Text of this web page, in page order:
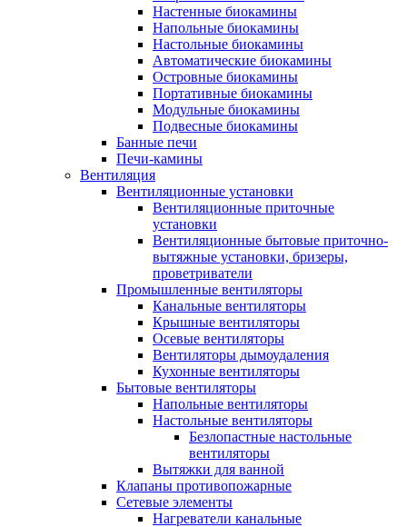
Настенные биокамины
Напольные биокамины
Настольные биокамины
Автоматические биокамины
Островные биокамины
Портативные биокамины
Модульные биокамины
Подвесные биокамины
Банные печи
Печи-камины
Вентиляция
Вентиляционные установки
Вентиляционные приточные
установки
Вентиляционные бытовые приточно-
вытяжные установки, бризеры,
проветриватели
Промышленные вентиляторы
Канальные вентиляторы
Крышные вентиляторы
Осевые вентиляторы
Вентиляторы дымоудаления
Кухонные вентиляторы
Бытовые вентиляторы
Напольные вентиляторы
Настольные вентиляторы
Безлопастные настольные
вентиляторы
Вытяжки для ванной
Клапаны противопожарные
Сетевые элементы
Нагреватели канальные